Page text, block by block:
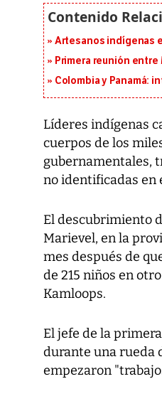
Artesanos indígenas
Primera reunión
Colombia y Panamá:
Líderes indígenas
cuerpos de los
gubernamentales,
no identificadas en
El descubrimiento
Marievel, en la
mes después de
de 215 niños en
Kamloops.
El jefe de la
durante una rueda
empezaron